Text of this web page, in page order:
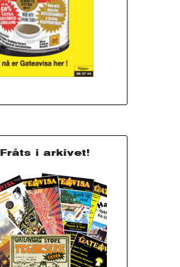
Fråts i arkivet!